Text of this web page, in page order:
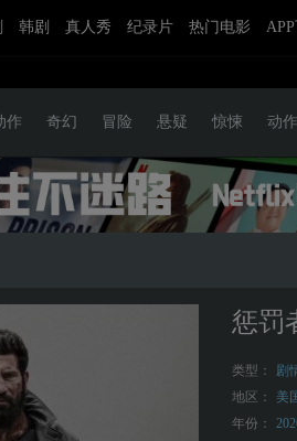
韩剧 真人秀 纪录片 热门电影
作 奇幻 冒险 悬疑 惊悚 动作
惩罚
类型： 剧
地区：
美
年份：